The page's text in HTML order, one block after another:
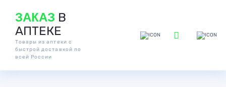
ЗАКАЗ В
АПТЕКЕ
Товары из аптеки с
быстрой доставкой по
всей России